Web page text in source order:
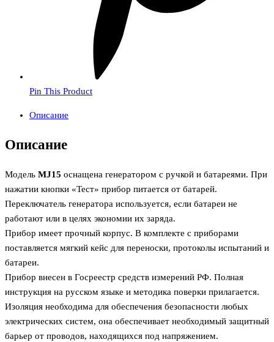
Pin This Product
Описание
Описание
Модель MJ15 оснащена генератором с ручкой и батареями. При
нажатии кнопки «Тест» прибор питается от батарей.
Переключатель генератора используется, если батареи не
работают или в целях экономии их заряда.
Прибор имеет прочный корпус. В комплекте с приборами
поставляется мягкий кейс для переноски, протоколы испытаний и
батареи.
Прибор внесен в Госреестр средств измерений РФ. Полная
инструкция на русском языке и методика поверки прилагается.
Изоляция необходима для обеспечения безопасности любых
электрических систем, она обеспечивает необходимый защитный
барьер от проводов, находящихся под напряжением.